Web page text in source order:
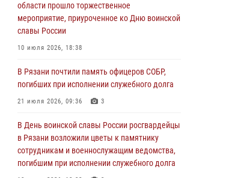
27 июля 2026, 15:26
Офицер вневедомственной охраны в эфире
23 июля 2026, 09:02
В Рязани почтили память офицеров СОБР,
21 июля 2026, 09:36 3
Рязанские сотрудники лицензионно-
разрешительной работы Росгвардии подвели
результаты за 6 месяцев 2026 года (видео)
области прошло торжественное
мероприятие, приуроченное ко Дню воинской
славы России
10 июля 2026, 18:38
В Рязани почтили память офицеров СОБР,
погибших при исполнении служебного долга
21 июля 2026, 09:36 3
В День воинской славы России росгвардейцы
в Рязани возложили цветы к памятнику
сотрудникам и военнослужащим ведомства,
погибшим при исполнении служебного долга